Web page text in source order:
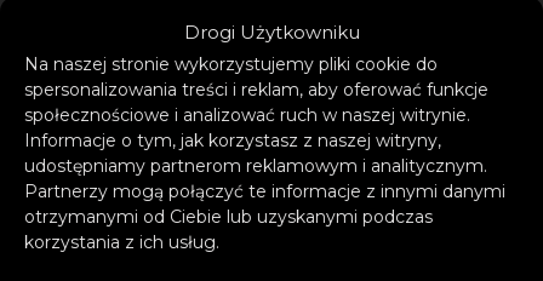
Drogi Użytkowniku
Na naszej stronie wykorzystujemy pliki cookie do
spersonalizowania treści i reklam, aby oferować funkcje
społecznościowe i analizować ruch w naszej witrynie.
Informacje o tym, jak korzystasz z naszej witryny,
udostępniamy partnerom reklamowym i analitycznym.
Partnerzy mogą połączyć te informacje z innymi danymi
otrzymanymi od Ciebie lub uzyskanymi podczas
korzystania z ich usług.
– Nigdy wcześniej nie byliśmy
tak pewni piosenki, jak w
przypadku „Bedroom Exile”.